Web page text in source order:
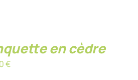
en cèdre
€